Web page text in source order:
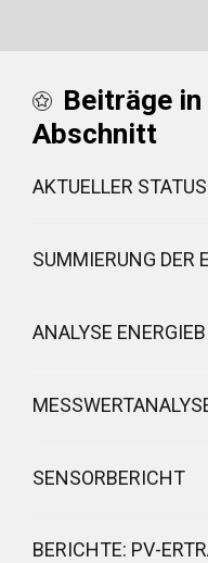
Beiträge
Abschnitt
AKTUELLER STATUS
SUMMIERUNG DER
ANALYSE
SENSORBERICHT
BERICHTE: PV-